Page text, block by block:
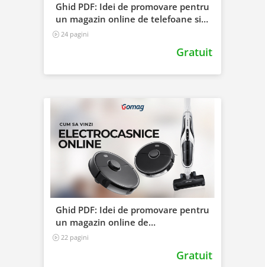
Ghid PDF: Idei de promovare pentru
un magazin online de telefoane si
accesorii
24 pagini
Gratuit
Ghid PDF: Idei de promovare pentru
un magazin online de
electrocasnice
22 pagini
Gratuit